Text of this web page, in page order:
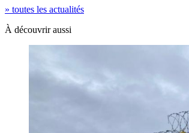
» toutes les actualités
À découvrir aussi